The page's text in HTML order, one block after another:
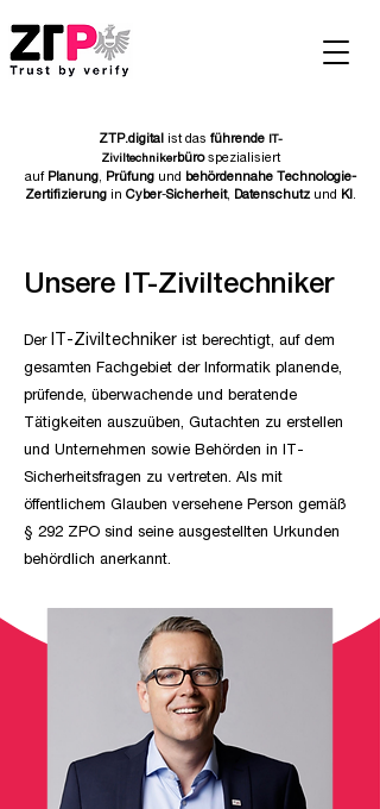
ZTP.digital ist das führende IT-
Ziviltechnikerbürospezialisiert
auf Planung, Prüfungund behördennahe
Technologie-
Zertifizierungin Cyber-Sicherheit, Datenschutzund KI .
Unsere IT-Ziviltechniker
Der IT-Ziviltechniker ist berechtigt, auf dem
gesamten Fachgebiet der Informatik planende,
prüfende, überwachende und beratende
Tätigkeiten auszuüben, Gutachten zu erstellen
und Unternehmen sowie Behörden in IT-
Sicherheitsfragen zu vertreten. Als mit
öffentlichem Glauben versehene Person gemäß
§ 292 ZPO sind seine ausgestellten Urkunden
behördlich anerkannt.